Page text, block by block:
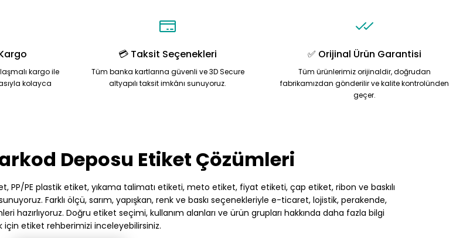
kargo ile
kolayca
💳 Taksit Seçenekleri
Tüm banka kartlarına güvenli ve 3D Secure
altyapılı taksit imkânı sunuyoruz.
✅ Orijinal Ürün Garantisi
Tüm ürünlerimiz orijinaldir, doğrudan
fabrikamızdan gönderilir ve kalite kontrolünden
geçer.
Deposu Etiket Çözümleri
PE plastik etiket, yıkama talimatı etiketi, meto etiket, fiyat etiketi, çap etiket, ribon ve baskılı
Farklı ölçü, sarım, yapışkan, renk ve baskı seçenekleriyle e-ticaret, lojistik, perakende,
hazırlıyoruz. Doğru etiket seçimi, kullanım alanları ve ürün grupları hakkında daha fazla bilgi
için etiket rehberimizi inceleyebilirsiniz.